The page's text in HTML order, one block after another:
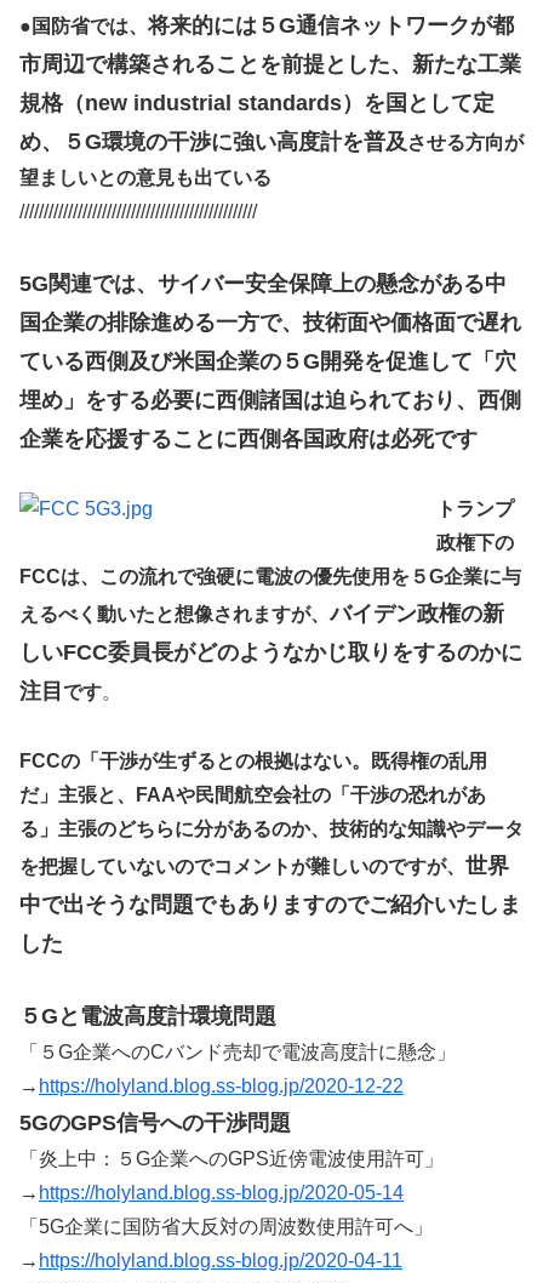
● 国防省では、 将来的には５G通信ネットワークが都
市周辺で構築されることを前提とした、新たな工業
規格（new industrial standards）を国として定
め、５G環境の干渉に強い高度計を普及 させる方向が
望ましいとの意見も出ている
/////////////////////////////////////////////////
5G関連では、サイバー安全保障上の懸念がある中
国企業の排除進める一方で、技術面や価格面で遅れ
ている西側及び米国企業の５G開発を促進して「穴
埋め」をする必要に西側諸国は迫られており、西側
企業を応援することに西側各国政府は必死です
トランプ
政権下の
FCCは、この流れで強硬に電波の優先使用を５G企業に与
えるべく動いたと想像されますが、バイデン政権の新
しいFCC委員長がどのようなかじ取りをするのかに
注目 です。
FCCの「干渉が生ずるとの根拠はない。既得権の乱用
だ」主張と、FAAや民間航空会社の「干渉の恐れがあ
る」主張のどちらに分があるのか、技術的な知識やデータ
を把握していないのでコメントが難しいのですが、 世界
中で出そうな問題でもありますのでご紹介いたしま
した
５Gと電波高度計環境問題
「５G企業へのCバンド売却で電波高度計に懸念」
→ https://holyland.blog.ss-blog.jp/2020-12-22
5GのGPS信号への干渉問題
「炎上中：５G企業へのGPS近傍電波使用許可」
→ https://holyland.blog.ss-blog.jp/2020-05-14
「5G企業に国防省大反対の周波数使用許可へ」
→ https://holyland.blog.ss-blog.jp/2020-04-11